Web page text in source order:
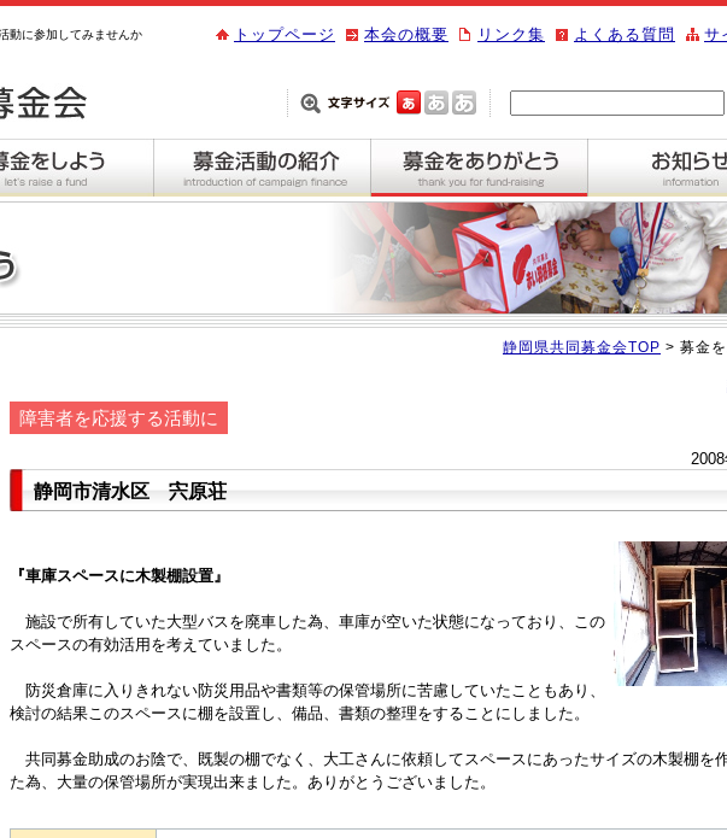
動に参加してみませんか サ
よくある質問
リンク集
本会の概要
トップページ
静岡県共同募金会TOP > 募金
障害者を応援する活動に
静岡市清水区 宍原荘
『車庫スペースに木製棚設置』
施設で所有していた大型バスを廃車した為、車庫が空いた状態になっており、この
スペースの有効活用を考えていました。
防災倉庫に入りきれない防災用品や書類等の保管場所に苦慮していたこともあり、
検討の結果このスペースに棚を設置し、備品、書類の整理をすることにしました。
共同募金助成のお陰で、既製の棚でなく、大工さんに依頼してスペースにあったサイズの木製棚を
た為、大量の保管場所が実現出来ました。ありがとうございました。